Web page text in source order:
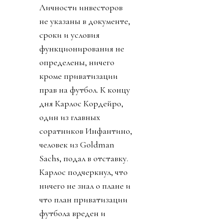
Личности инвесторов
не указаны в документе,
сроки и условия
функционирования не
определены, ничего
кроме приватизации
прав на футбол. К концу
дня Карлос Кордейро,
один из главных
соратников Инфантино,
человек из Goldman
Sachs, подал в отставку.
Карлос подчеркнул, что
ничего не знал о плане и
что план приватизации
футбола вреден и